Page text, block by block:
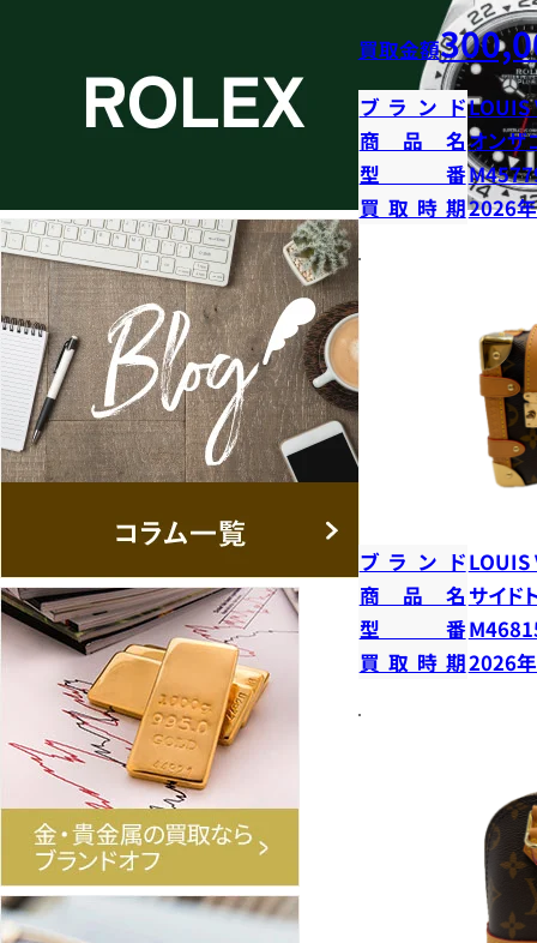
買取金額
ブランドLOUIS
商品名オンザ
型番
買取時期2026
ブランドLOUIS
商品名 サイド
型番
買取時期2026